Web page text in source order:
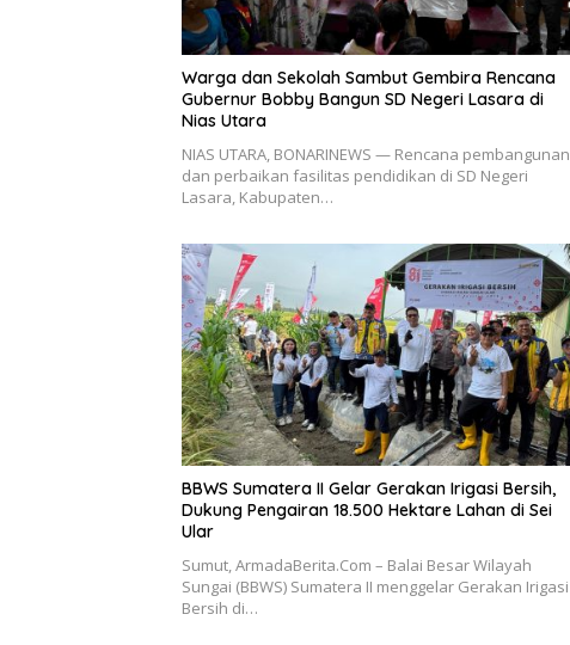
Warga dan Sekolah Sambut Gembira Rencana
Gubernur Bobby Bangun SD Negeri Lasara di
Nias Utara
NIAS UTARA, BONARINEWS — Rencana pembangunan
dan perbaikan fasilitas pendidikan di SD Negeri
Lasara, Kabupaten…
BBWS Sumatera II Gelar Gerakan Irigasi Bersih,
Dukung Pengairan 18.500 Hektare Lahan di Sei
Ular
Sumut, ArmadaBerita.Com – Balai Besar Wilayah
Sungai (BBWS) Sumatera II menggelar Gerakan Irigasi
Bersih di…